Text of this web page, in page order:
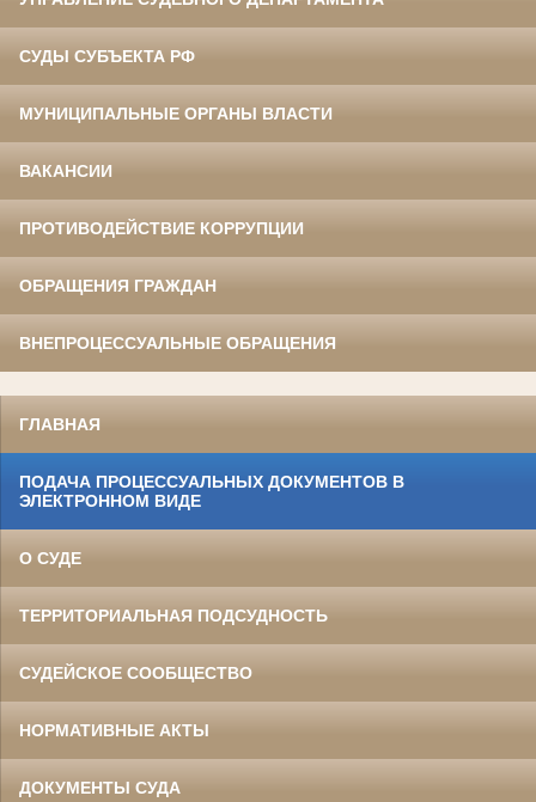
СУДЫ СУБЪЕКТА РФ
МУНИЦИПАЛЬНЫЕ ОРГАНЫ ВЛАСТИ
ВАКАНСИИ
ПРОТИВОДЕЙСТВИЕ КОРРУПЦИИ
ОБРАЩЕНИЯ ГРАЖДАН
ВНЕПРОЦЕССУАЛЬНЫЕ ОБРАЩЕНИЯ
ГЛАВНАЯ
ПОДАЧА ПРОЦЕССУАЛЬНЫХ ДОКУМЕНТОВ В
ЭЛЕКТРОННОМ ВИДЕ
О СУДЕ
ТЕРРИТОРИАЛЬНАЯ ПОДСУДНОСТЬ
СУДЕЙСКОЕ СООБЩЕСТВО
НОРМАТИВНЫЕ АКТЫ
ДОКУМЕНТЫ СУДА